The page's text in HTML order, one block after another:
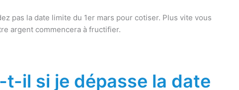
pas la date limite du 1er mars pour cotiser. Plus vite vous
argent commencera à fructifier.
t-il si je dépasse la date